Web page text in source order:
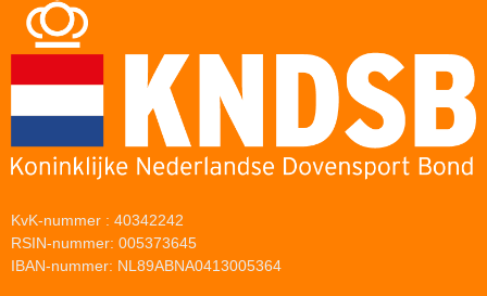
KvK-nummer : 40342242
RSIN-nummer: 005373645
IBAN-nummer: NL89ABNA0413005364